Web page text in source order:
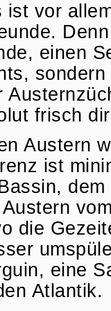
ist vor
einen
frisch
Austern
ist
Austern
die
eine
Atlantik.